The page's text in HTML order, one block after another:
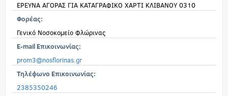
ΕΡΕΥΝΑ ΑΓΟΡΑΣ ΓΙΑ ΚΑΤΑΓΡΑΦΙΚΟ ΧΑΡΤΙ ΚΛΙΒΑΝΟΥ 0310
Φορέας:
Γενικό Νοσοκομείο Φλώρινας
E-mail Επικοινωνίας:
prom3@nosflorinas.gr
Τηλέφωνο Επικοινωνίας:
2385350246